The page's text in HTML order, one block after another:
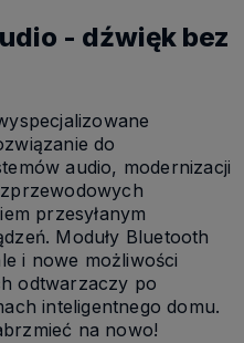
- dźwięk bez
do
audio, modernizacji
przesyłanym
Moduły Bluetooth
i nowe możliwości
odtwarzaczy po
inteligentnego domu.
na nowo!